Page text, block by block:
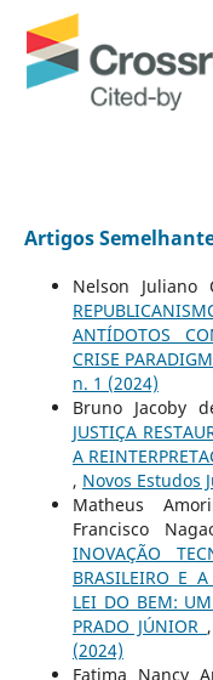
Artigos
Nelson Juliano
ANTÍDOTOS
CRISE
n. 1 (2024)
Bruno Jacoby
JUSTIÇA
A
, Novos Estudos
Matheus
Francisco
INOVAÇÃO
BRASILEIRO E
LEI DO BEM:
PRADO JÚNIOR ,
(2024)
Fatima Nancy